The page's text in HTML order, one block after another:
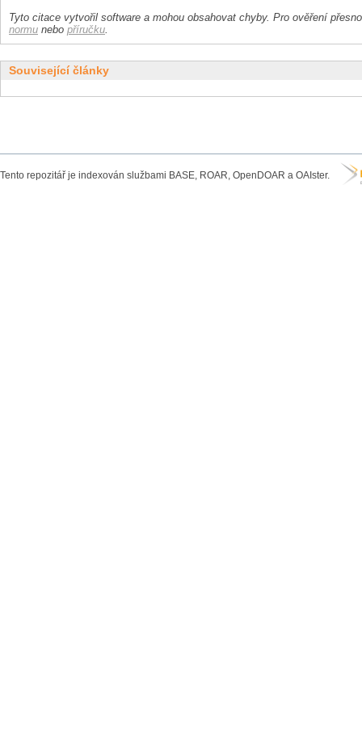
Tyto citace vytvořil software a mohou obsahovat chyby. Pro ověření
normu nebo příručku.
Související články
Tento repozitář je indexován službami BASE, ROAR, OpenDOAR a OAIster.